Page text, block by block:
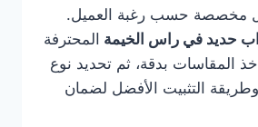
مخصصة حسب رغبة العميل.
حديد في راس الخيمة المحترفة
المقاسات بدقة، ثم تحديد نوع
التثبيت الأفضل لضمان